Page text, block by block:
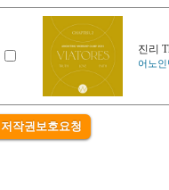
진리
어노
저작권보호요청